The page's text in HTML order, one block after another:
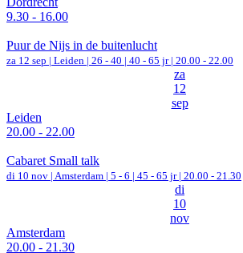
9.30 - 16.00
Puur de Nijs in de buitenlucht
za 12 sep | Leiden | 26 - 40 | 40 - 65 jr | 20.00 - 22.00
za
12
sep
Leiden
20.00 - 22.00
Cabaret Small talk
di 10 nov | Amsterdam | 5 - 6 | 45 - 65 jr | 20.00 - 21.30
di
10
nov
Amsterdam
20.00 - 21.30